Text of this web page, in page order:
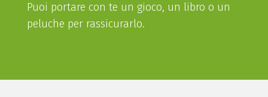
Puoi portare con te un gioco, un libro o un
peluche per rassicurarlo.